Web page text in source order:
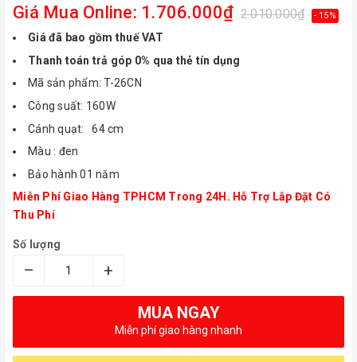
Giá Mua Online: 1.706.000₫ 2.010.000₫ - 15%
Giá đã bao gồm thuế VAT
Thanh toán trả góp 0% qua thẻ tín dụng
Mã sản phẩm: T-26CN
Công suất: 160W
Cánh quạt: 64 cm
Màu : đen
Bảo hành 01 năm
Miễn Phí Giao Hàng TPHCM Trong 24H. Hỗ Trợ Lắp Đặt Có
Thu Phí
Số lượng
– +
MUA NGAY
Miễn phí giao hàng nhanh